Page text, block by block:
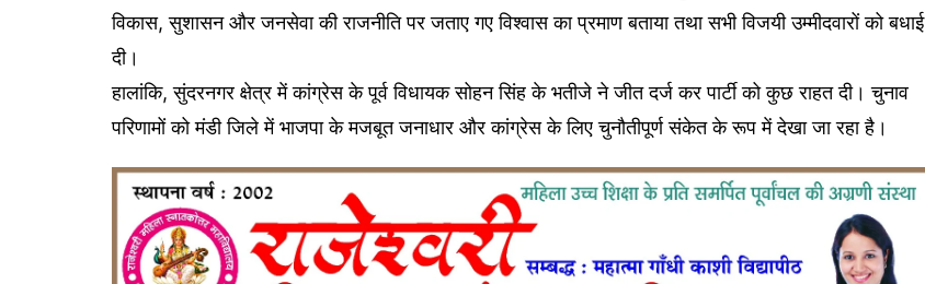
विकास, सुशासन और जनसेवा की राजनीति पर जताए गए विश्वास का प्रमाण बताया तथा सभी विजयी उम्मीदवारों को बधाई
दी।
हालांकि, सुंदरनगर क्षेत्र में कांग्रेस के पूर्व विधायक सोहन सिंह के भतीजे ने जीत दर्ज कर पार्टी को कुछ राहत दी। चुनाव
परिणामों को मंडी जिले में भाजपा के मजबूत जनाधार और कांग्रेस के लिए चुनौतीपूर्ण संकेत के रूप में देखा जा रहा है।